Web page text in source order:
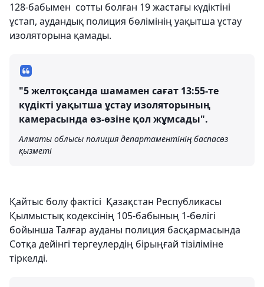
128-бабымен сотты болған 19 жастағы күдіктіні
ұстап, аудандық полиция бөлімінің уақытша ұстау
изоляторына қамады.
"5 желтоқсанда шамамен сағат 13:55-те
күдікті уақытша ұстау изоляторының
камерасында өз-өзіне қол жұмсады".
Алматы облысы полиция департаментінің баспасөз
қызметі
Қайтыс болу фактісі Қазақстан Республикасы
Қылмыстық кодексінің 105-бабының 1-бөлігі
бойынша Талғар ауданы полиция басқармасында
Сотқа дейінгі тергеулердің бірыңғай тізіліміне
тіркелді.